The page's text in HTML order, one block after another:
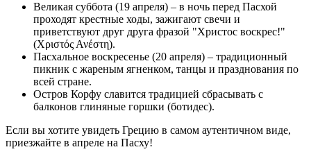
Великая суббота (19 апреля) – в ночь перед Пасхой
проходят крестные ходы, зажигают свечи и
приветствуют друг друга фразой "Христос воскрес!"
(Χριστός Ανέστη).
Пасхальное воскресенье (20 апреля) – традиционный
пикник с жареным ягненком, танцы и празднования по
всей стране.
Остров Корфу славится традицией сбрасывать с
балконов глиняные горшки (ботидес).
Если вы хотите увидеть Грецию в самом аутентичном виде,
приезжайте в апреле на Пасху!